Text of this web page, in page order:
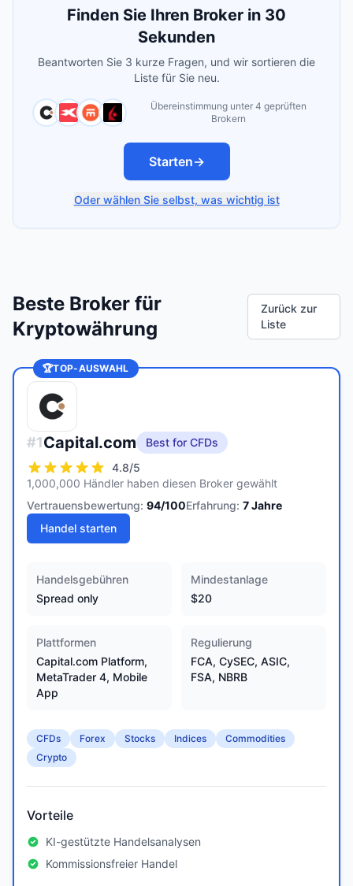
Finden Sie Ihren Broker in 30
Sekunden
Beantworten Sie 3 kurze Fragen, und wir sortieren die
Liste für Sie neu.
Übereinstimmung unter 4 geprüften
Brokern
Starten→
Oder wählen Sie selbst, was wichtig ist
Beste Broker für
Kryptowährung
Zurück zur
Liste
🏆TOP-AUSWAHL
#1Capital.com
Best for CFDs
4.8/5
1,000,000 Händler haben diesen Broker gewählt
Vertrauensbewertung: 94/100Erfahrung: 7Jahre
Handel starten
Handelsgebühren
Spread only
Mindestanlage
$20
Plattformen
Capital.com Platform,
MetaTrader 4, Mobile
App
Regulierung
FCA, CySEC, ASIC,
FSA, NBRB
CFDs Forex Stocks Indices
Commodities
Crypto
Vorteile
KI-gestützte Handelsanalysen
Kommissionsfreier Handel